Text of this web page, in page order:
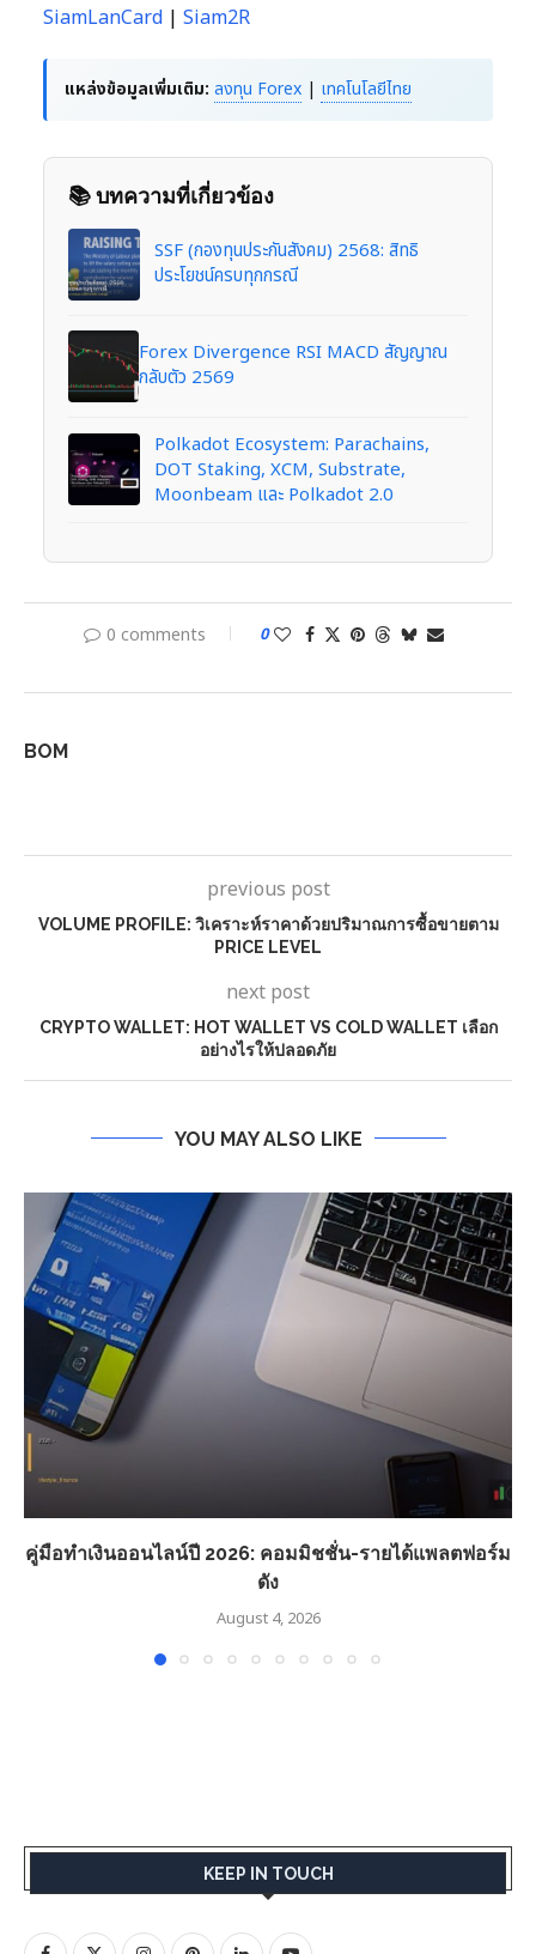
SiamLanCard | Siam2R
แหล่งข้อมูลเพิ่มเติม: ลงทุน Forex | เทคโนโลยีไทย
📚 บทความที่เกี่ยวข้อง
SSF (กองทุนประกันสังคม) 2568: สิทธิ
ประโยชน์ครบทุกกรณี
Forex Divergence RSI MACD สัญญาณ
กลับตัว 2569
Polkadot Ecosystem: Parachains,
DOT Staking, XCM, Substrate,
Moonbeam และ Polkadot 2.0
0 comments 0
BOM
previous post
VOLUME PROFILE: วิเคราะห์ราคาด้วยปริมาณการซื้อขายตาม
PRICE LEVEL
next post
CRYPTO WALLET: HOT WALLET VS COLD WALLET เลือก
อย่างไรให้ปลอดภัย
YOU MAY ALSO LIKE
คู่มือทำเงินออนไลน์ปี 2026: คอมมิชชั่น-รายได้แพลตฟอร์ม
ดัง
August 4, 2026
KEEP IN TOUCH